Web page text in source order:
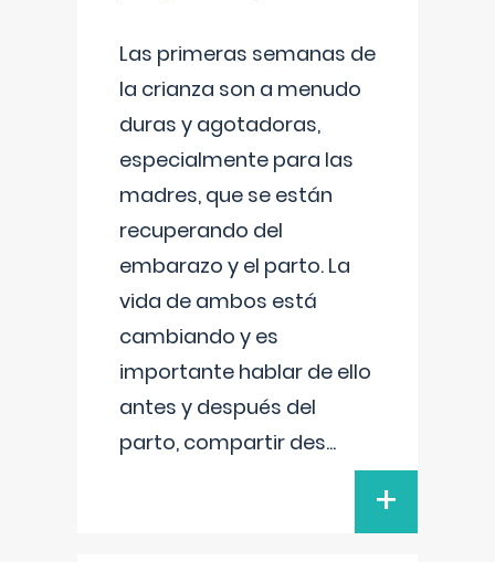
Las primeras semanas de
la crianza son a menudo
duras y agotadoras,
especialmente para las
madres, que se están
recuperando del
embarazo y el parto. La
vida de ambos está
cambiando y es
importante hablar de ello
antes y después del
parto, compartir des...
+